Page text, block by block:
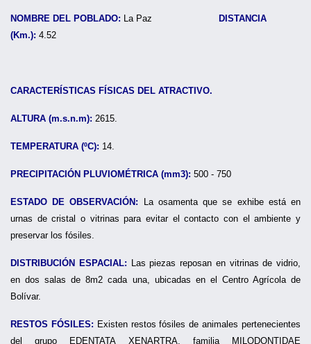
NOMBRE DEL POBLADO: La Paz
DISTANCIA
(Km.): 4.52
CARACTERÍSTICAS FÍSICAS DEL ATRACTIVO.
ALTURA (m.s.n.m): 2615.
TEMPERATURA (ºC): 14.
PRECIPITACIÓN PLUVIOMÉTRICA (mm3): 500 - 750
ESTADO DE OBSERVACIÓN: La osamenta que se exhibe está en
urnas de cristal o vitrinas para evitar el contacto con el ambiente y
preservar los fósiles.
DISTRIBUCIÓN ESPACIAL: Las piezas reposan en vitrinas de vidrio,
en dos salas de 8m2 cada una, ubicadas en el Centro Agrícola de
Bolívar.
RESTOS FÓSILES: Existen restos fósiles de animales pertenecientes
del grupo EDENTATA XENARTRA, familia MILODONTIDAE